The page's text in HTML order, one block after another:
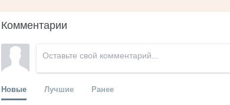
Комментарии
Новые Лучшие Ранее